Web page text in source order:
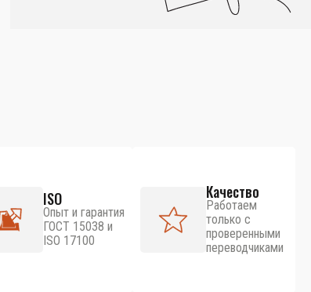
ISO
Опыт и гарантия
ГОСТ 15038 и
ISO 17100
Качество
Работаем
только с
проверенными
переводчиками